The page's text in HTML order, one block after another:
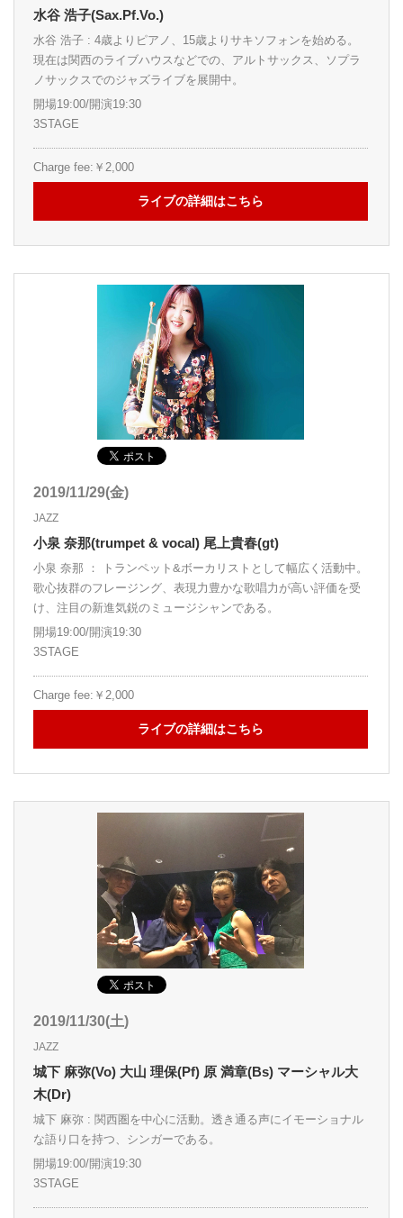
水谷 浩子(Sax.Pf.Vo.)
水谷 浩子 : 4歳よりピアノ、15歳よりサキソフォンを始める。
現在は関西のライブハウスなどでの、アルトサックス、ソプラ
ノサックスでのジャズライブを展開中。
開場19:00/開演19:30
3STAGE
Charge fee:￥2,000
ライブの詳細はこちら
2019/11/29(金)
JAZZ
小泉 奈那(trumpet & vocal) 尾上貴春(gt)
小泉 奈那 ： トランペット&ボーカリストとして幅広く活動中。
歌心抜群のフレージング、表現力豊かな歌唱力が高い評価を受
け、注目の新進気鋭のミュージシャンである。
開場19:00/開演19:30
3STAGE
Charge fee:￥2,000
ライブの詳細はこちら
2019/11/30(土)
JAZZ
城下 麻弥(Vo) 大山 理保(Pf) 原 満章(Bs) マーシャル大
木(Dr)
城下 麻弥 : 関西圏を中心に活動。透き通る声にイモーショナル
な語り口を持つ、シンガーである。
開場19:00/開演19:30
3STAGE